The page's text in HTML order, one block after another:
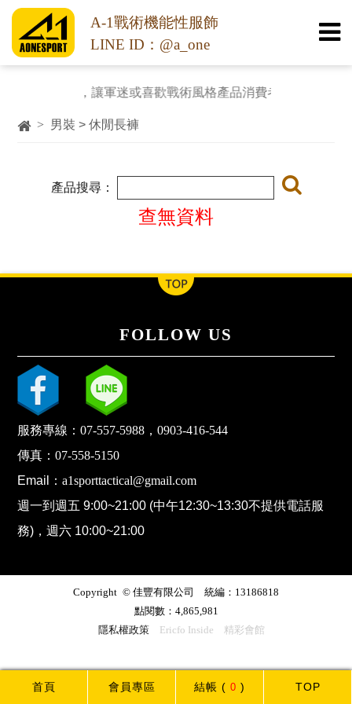
首頁 會員專區 結帳 ( 0 ) TOP
A-1戰術機能性服飾
LINE ID：@a_one
服裝休閒化，讓軍迷或喜歡戰術風格產品消費者都能用平實
> 男裝 > 休閒長褲
產品搜尋：
查無資料
FOLLOW US
服務專線：07-557-5988 ，0903-416-544
傳真：07-558-5150
Email：a1sporttactical@gmail.com
週一到週五 9:00~21:00 (中午12:30~13:30不提供電話服
務)，週六 10:00~21:00
Copyright © 佳豐有限公司 統編：13186818
點閱數：4,865,981
隱私權政策
Ericfo Inside 精彩會館